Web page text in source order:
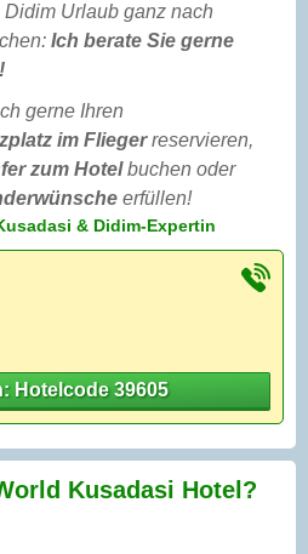
Urlaub ganz nach
Ich berate Sie gerne
gerne Ihren
im Fliegerreservieren,
zum Hotelbuchen oder
erfüllen!
& Didim-Expertin
Hotelcode 39605
Kusadasi Hotel?